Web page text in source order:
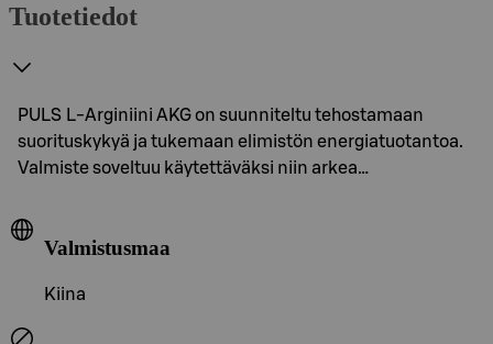
Tuotetiedot
PULS L-Arginiini AKG on suunniteltu tehostamaan
suorituskykyä ja tukemaan elimistön energiatuotantoa.
Valmiste soveltuu käytettäväksi niin arkea…
Valmistusmaa
Kiina